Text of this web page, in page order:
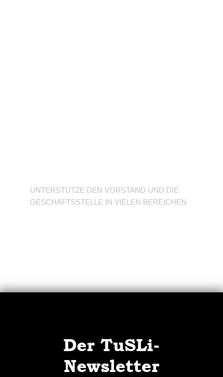
UNTERSTÜTZE DEN VORSTAND UND DIE
GESCHÄFTSSTELLE IN VIELEN BEREICHEN
Der TuSLi-
Newsletter